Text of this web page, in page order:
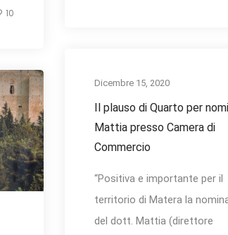
10
Dicembre 15, 2020
Il plauso di Quarto per
Mattia presso Camera di
Commercio
“Positiva e importante per il
territorio di Matera la
del dott. Mattia (direttore